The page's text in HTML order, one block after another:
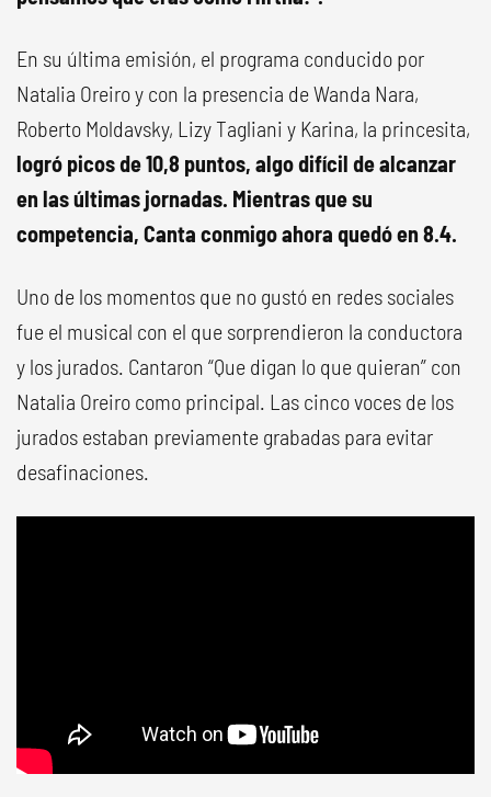
En su última emisión, el programa conducido por
Natalia Oreiro y con la presencia de Wanda Nara,
Roberto Moldavsky, Lizy Tagliani y Karina, la princesita,
logró picos de 10,8 puntos, algo difícil de alcanzar
en las últimas jornadas. Mientras que su
competencia, Canta conmigo ahora quedó en 8.4.
Uno de los momentos que no gustó en redes sociales
fue el musical con el que sorprendieron la conductora
y los jurados. Cantaron “Que digan lo que quieran” con
Natalia Oreiro como principal. Las cinco voces de los
jurados estaban previamente grabadas para evitar
desafinaciones.